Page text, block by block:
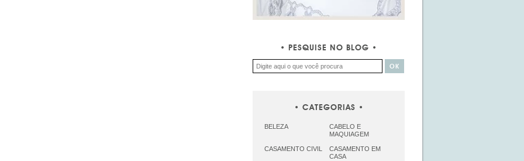
PESQUISE NO BLOG
CATEGORIAS
BELEZA
CABELO E
MAQUIAGEM
CASAMENTO CIVIL
CASAMENTO EM
CASA